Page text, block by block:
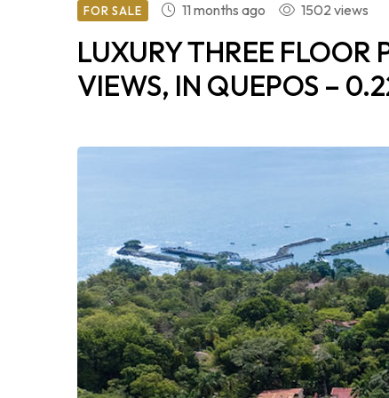
FOR SALE 11 months ago 1502 views
LUXURY THREE FLOOR
VIEWS, IN QUEPOS –